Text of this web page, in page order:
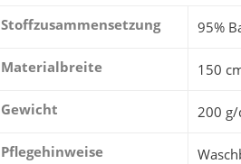
Stoffzusammensetzung 95%
Materialbreite 150
Gewicht 200
Pflegehinweise